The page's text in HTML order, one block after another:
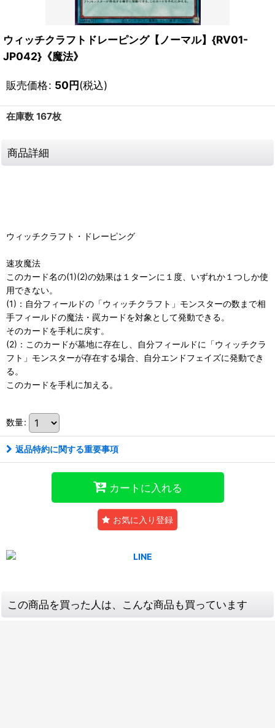
ウィッチクラフトドレーピング【ノーマル】{RV01-
JP042}《魔法》
販売価格: 50円(税込)
在庫数 167枚
商品詳細
ウィッチクラフト・ドレーピング
速攻魔法
このカード名の(1)(2)の効果は１ターンに１度、いずれか１つしか使
用できない。
(1)：自分フィールドの「ウィッチクラフト」モンスターの数まで相
手フィールドの魔法・罠カードを対象として発動できる。
そのカードを手札に戻す。
(2)：このカードが墓地に存在し、自分フィールドに「ウィッチクラ
フト」モンスターが存在する場合、自分エンドフェイズに発動でき
る。
このカードを手札に加える。
数量:
返品特約に関する重要事項
カートに入れる
お気に入り登録
この商品を買った人は、こんな商品も買っています